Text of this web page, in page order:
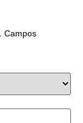
Campos